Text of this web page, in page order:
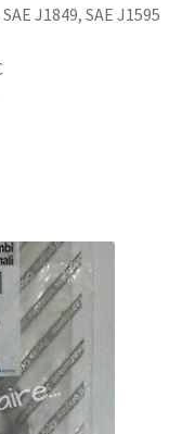
J1849, SAE J1595